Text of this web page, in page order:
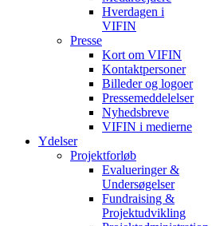
Hverdagen i
VIFIN
Presse
Kort om VIFIN
Kontaktpersoner
Billeder og logoer
Pressemeddelelser
Nyhedsbreve
VIFIN i medierne
Ydelser
Projektforløb
Evalueringer &
Undersøgelser
Fundraising &
Projektudvikling